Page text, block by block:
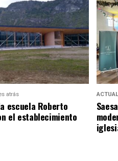
atrás
escuela Roberto
el establecimiento